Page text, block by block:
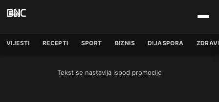
VIJESTI RECEPTI SPORT BIZNIS DIJASPORA
Tekst se nastavlja ispod promocije